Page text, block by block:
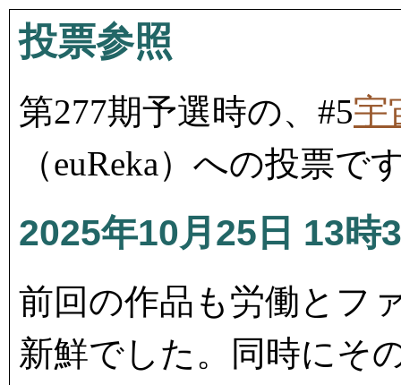
投票参照
第277期予選時の、#5宇
（euReka）への投票で
2025年10月25日 13時
前回の作品も労働とフ
新鮮でした。同時にそ